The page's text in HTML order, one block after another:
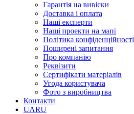
Гарантія на вивіски
Доставка і оплата
Наші експерти
Наші проекти на мапі
Політика конфіденційності
Поширені запитання
Про компанію
Реквізити
Сертифікати матеріалів
Угода користувача
Фото з виробництва
Контакти
UARU